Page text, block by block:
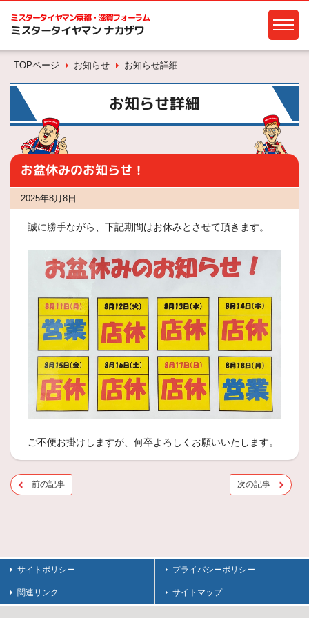
ミスタータイヤマン京都・滋賀フォーラム
ミスタータイヤマン ナカザワ
TOPページ お知らせ お知らせ詳細
お知らせ詳細
お盆休みのお知らせ！
2025年8月8日
誠に勝手ながら、下記期間はお休みとさせて頂きます。
ご不便お掛けしますが、何卒よろしくお願いいたします。
前の記事 次の記事
サイトポリシー プライバシーポリシー
関連リンク サイトマップ